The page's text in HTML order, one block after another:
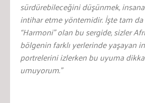
sürdürebileceğini düşünmek,
intihar etme yöntemidir. İşte tam da
“Harmoni” olan bu sergide, sizler
bölgenin farklı yerlerinde yaşayan
portrelerini izlerken bu uyuma
umuyorum.”